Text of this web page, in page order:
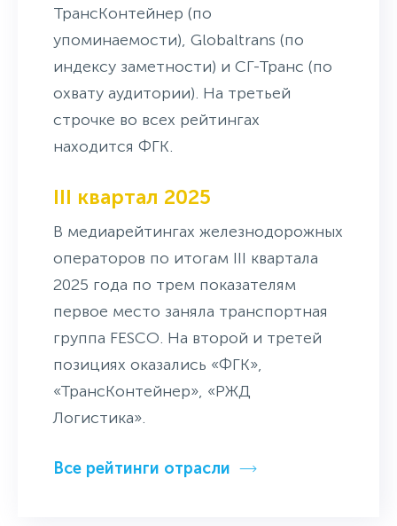
ТрансКонтейнер (по
упоминаемости), Globaltrans (по
индексу заметности) и СГ-Транс (по
охвату аудитории). На третьей
строчке во всех рейтингах
находится ФГК.
III квартал 2025
В медиарейтингах железнодорожных
операторов по итогам III квартала
2025 года по трем показателям
первое место заняла транспортная
группа FESCO. На второй и третей
позициях оказались «ФГК»,
«ТрансКонтейнер», «РЖД
Логистика».
Все рейтинги отрасли